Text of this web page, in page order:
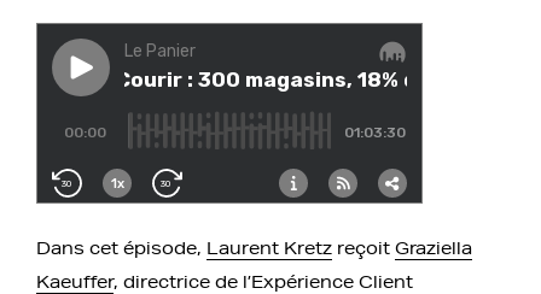
Dans cet épisode, Laurent Kretz reçoit Graziella
Kaeuffer, directrice de l’Expérience Client